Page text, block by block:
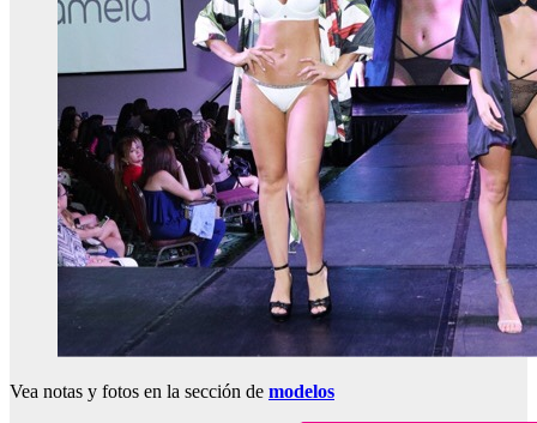
Vea notas y fotos en la sección de modelos